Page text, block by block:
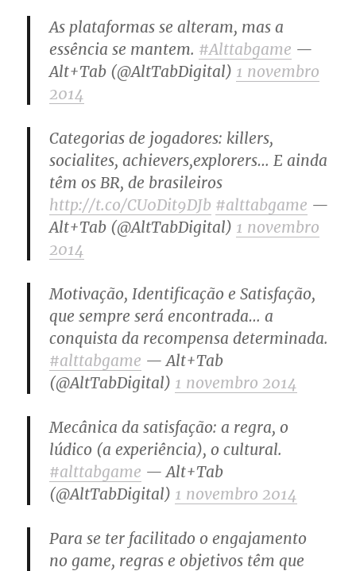
As plataformas se alteram, mas a
essência se mantem. #Alttabgame —
Alt+Tab (@AltTabDigital) 1 novembro
2014
Categorias de jogadores: killers,
socialites, achievers,explorers… E ainda
têm os BR, de brasileiros
http://t.co/CU0Dit9DJb #alttabgame —
Alt+Tab (@AltTabDigital) 1 novembro
2014
Motivação, Identificação e Satisfação,
que sempre será encontrada… a
conquista da recompensa determinada.
#alttabgame — Alt+Tab
(@AltTabDigital) 1 novembro 2014
Mecânica da satisfação: a regra, o
lúdico (a experiência), o cultural.
#alttabgame — Alt+Tab
(@AltTabDigital) 1 novembro 2014
Para se ter facilitado o engajamento
no game, regras e objetivos têm que